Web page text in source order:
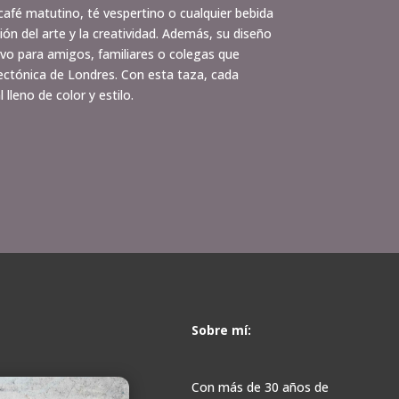
matutino, té vespertino o cualquier bebida
del arte y la creatividad. Además, su diseño
para amigos, familiares o colegas que
de Londres. Con esta taza, cada
lleno de color y estilo.
Sobre mí:
Con más de 30 años de